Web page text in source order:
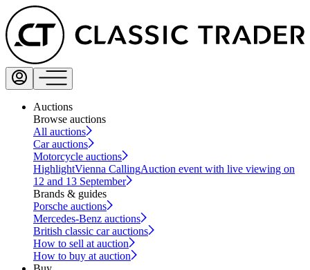
Auctions
Browse auctions
All auctions
Car auctions
Motorcycle auctions
HighlightVienna CallingAuction event with live viewing on
12 and 13 September
Brands & guides
Porsche auctions
Mercedes-Benz auctions
British classic car auctions
How to sell at auction
How to buy at auction